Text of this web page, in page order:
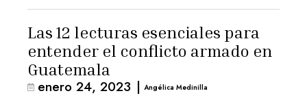
Las 12 lecturas esenciales para
entender el conflicto armado en
Guatemala
enero 24, 2023 | Angélica Medinilla